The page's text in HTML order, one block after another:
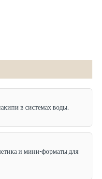
в системах воды.
и мини-форматы для